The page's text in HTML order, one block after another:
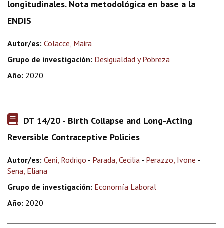
longitudinales. Nota metodológica en base a la
ENDIS
Autor/es: Colacce, Maira
Grupo de investigación: Desigualdad y Pobreza
Año: 2020
DT 14/20 - Birth Collapse and Long-Acting
Reversible Contraceptive Policies
Autor/es: Ceni, Rodrigo - Parada, Cecilia - Perazzo, Ivone -
Sena, Eliana
Grupo de investigación: Economía Laboral
Año: 2020